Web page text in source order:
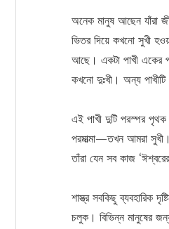
অনেক মানুষ আছেন যাঁরা
ভিতর দিয়ে কখনো সুখী
আছে। একটা পাখী একের
কখনো দুঃখী। অন্য
এই পাখী দুটি পরস্পর পৃথক
পরমাত্মা—তখন আমরা
তাঁরা যেন সব কাজ
শাস্ত্র সবকিছু ব্যবহারিক
চলুক। বিভিন্ন মানুষের